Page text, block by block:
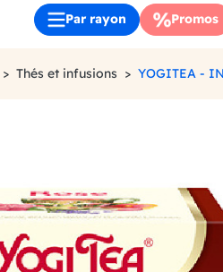
Par rayon Promos
Thés et infusions YOGITEA -